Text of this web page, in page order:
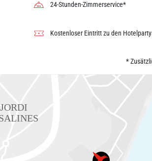
24-Stunden-Zimmerservice*
Kostenloser Eintritt zu den
*